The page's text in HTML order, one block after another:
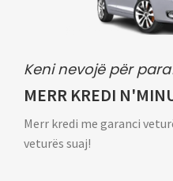
Keni nevojë për
MERR KREDI
Merr kredi me garanci
veturës suaj!